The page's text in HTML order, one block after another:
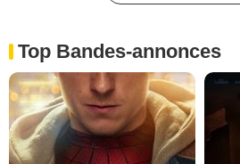
Top Bandes-annonces